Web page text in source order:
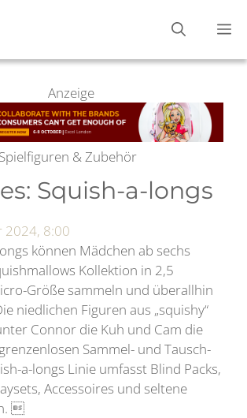
Anzeige
& Zubehör
Squish-a-longs
2024, 8:00
können Mädchen ab sechs
Kollektion in 2,5
Größe sammeln und überallhin
niedlichen Figuren aus „squishy“
Connor die Kuh und Cam die
Sammel- und Tausch-
a-longs Linie umfasst Blind Packs,
Accessoires und seltene
